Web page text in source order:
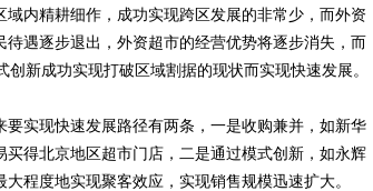
内精耕细作，成功实现跨区发展的非常少，而外资
遇逐步退出，外资超市的经营优势将逐步消失，而
新成功实现打破区域割据的现状而实现快速发展。
实现快速发展路径有两条，一是收购兼并，如新华
得北京地区超市门店，二是通过模式创新，如永辉
程度地实现聚客效应，实现销售规模迅速扩大。